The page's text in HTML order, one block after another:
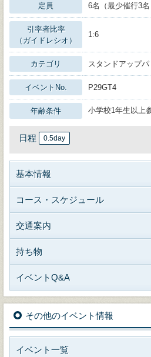
定員 6名（最少催行3名
引率者比率
（ガイドレシオ）
1:6
カテゴリ スタンドアップ
イベントNo. P29GT4
年齢条件 小学校1年生以上
日程 0.5day
基本情報
コース・スケジュール
交通案内
持ち物
イベントQ&A
その他のイベント情報
イベント一覧